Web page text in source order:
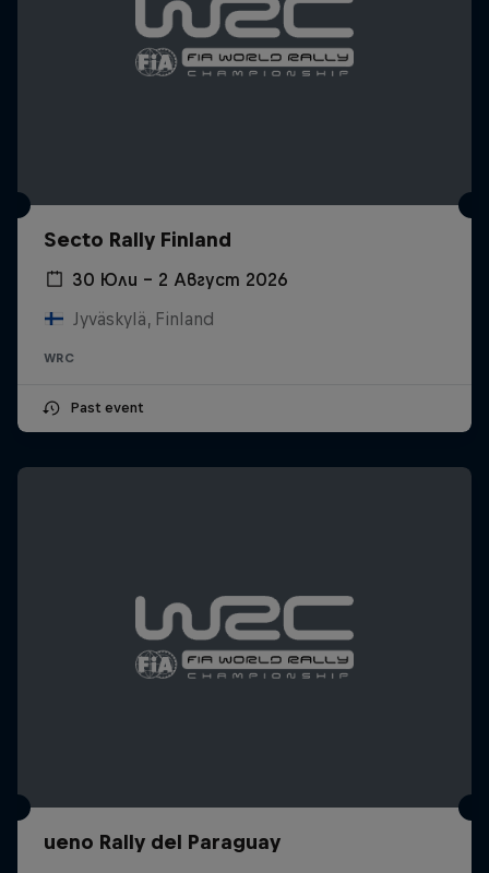
Secto Rally Finland
30 Юли – 2 Август 2026
Jyväskylä, Finland
WRC
Past event
ueno Rally del Paraguay